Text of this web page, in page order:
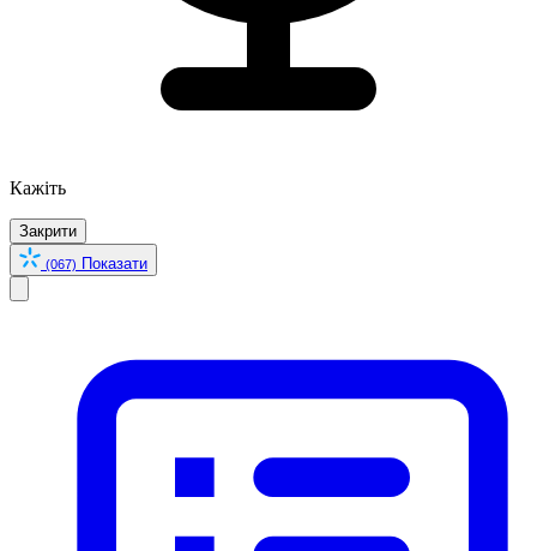
Кажіть
Закрити
(067) Показати